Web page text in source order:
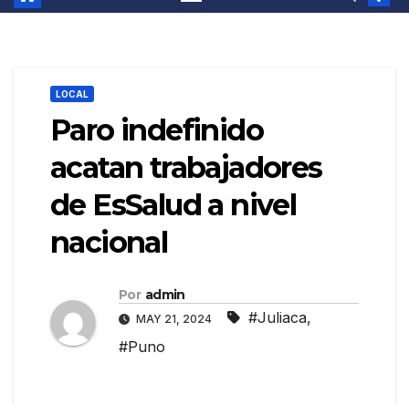
LOCAL
Paro indefinido
acatan trabajadores
de EsSalud a nivel
nacional
Por admin
MAY 21, 2024 #Juliaca,
#Puno